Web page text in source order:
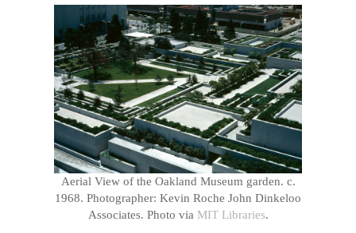
Aerial View of the Oakland Museum garden. c.
1968. Photographer: Kevin Roche John Dinkeloo
Associates. Photo via MIT Libraries.